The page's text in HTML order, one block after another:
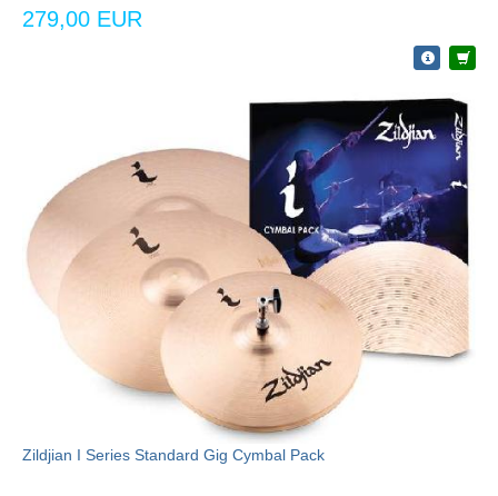
279,00 EUR
Zildjian I Series Standard Gig Cymbal Pack